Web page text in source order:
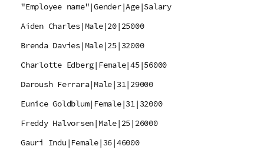
"Employee name"|Gender|Age|Salary
Aiden Charles|Male|20|25000
Brenda Davies|Male|25|32000
Charlotte Edberg|Female|45|56000
Daroush Ferrara|Male|31|29000
Eunice Goldblum|Female|31|32000
Freddy Halvorsen|Male|25|26000
Gauri Indu|Female|36|46000